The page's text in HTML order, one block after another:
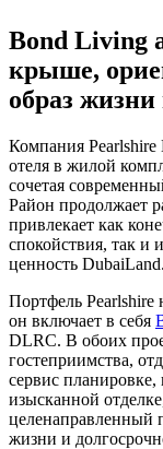
Bond Living
крыше,
образ жизни
Компания Pearlshire
отеля в жилой
сочетая
Район продолжает
привлекает как
спокойствия, так и
ценность DubaiLand.
Портфель Pearlshire
он включает в себя
DLRC. В обоих
гостеприимства,
сервис
изысканной
целенаправленный
жизни и